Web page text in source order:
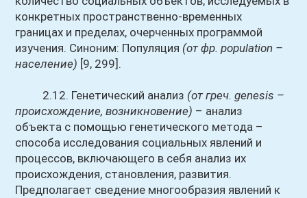
конкретных пространственно-временных
границах и пределах, очерченных программой
изучения. Синоним: Популяция (от фр. population –
население) [9, 299].
2.12. Генетический анализ (от греч. genesis –
происхождение, возникновение) – анализ
объекта с помощью генетического метода –
способа исследования социальных явлений и
процессов, включающего в себя анализ их
происхождения, становления, развития.
Предполагает сведение многообразия явлений к